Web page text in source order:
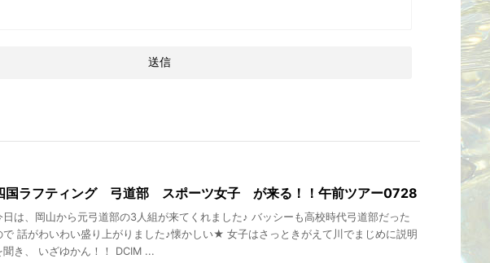
国ラフティング 弓道部 スポーツ女子 が来る！！午前ツアー0728
日は、岡山から元弓道部の3人組が来てくれました♪ バッシーも高校時代弓道部だった
で 話がわいわい盛り上がりました♪懐かしい★ 女子はさっときがえて川でまじめに説明
聞き、 いざゆかん！！ DCIM ...